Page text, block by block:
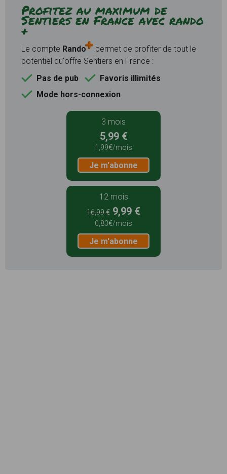
Profitez au maximum de
Sentiers en France avec rando
+
Le compte Rando
permet de profiter de tout le
potentiel qu'offre Sentiers en France :
Pas de pub
Favoris illimités
Mode hors-connexion
3 mois
5,99 €
1,99€/mois
Je m'abonne
12 mois
16,99 € 9,99 €
0,83€/mois
Je m'abonne